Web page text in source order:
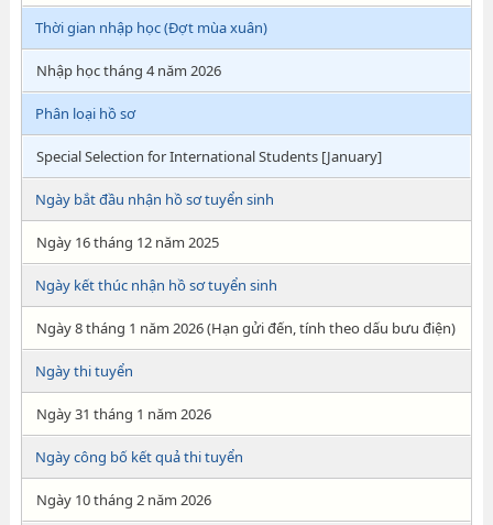
Thời gian nhập học (Đợt mùa xuân)
Nhập học tháng 4 năm 2026
Phân loại hồ sơ
Special Selection for International Students [January]
Ngày bắt đầu nhận hồ sơ tuyển sinh
Ngày 16 tháng 12 năm 2025
Ngày kết thúc nhận hồ sơ tuyển sinh
Ngày 8 tháng 1 năm 2026 (Hạn gửi đến, tính theo dấu bưu điện)
Ngày thi tuyển
Ngày 31 tháng 1 năm 2026
Ngày công bố kết quả thi tuyển
Ngày 10 tháng 2 năm 2026